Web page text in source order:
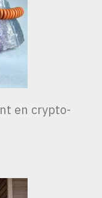
en crypto-